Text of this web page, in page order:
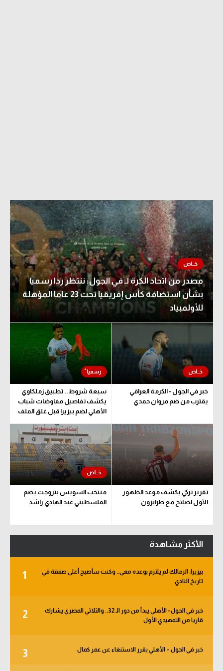
مصدر من اتحاد الكرة لـ في الجول: ننتظر ردا رسميا
بشأن استضافة كأس إفريقيا تحت 23 عاما المؤهلة
للأولمبياد
خبر في الجول - الكرمة العراقي
يقترب من ضم مروان حمدي
سبعة شروط.. تطبيق زملكاوي
يكشف تفاصيل مفاوضات شباب
الأهلي لضم بيزيرا قبل غلق الملف
تقرير تركي يكشف موعد الظهور
الأول لصلاح مع طرابزون
منتخب السويس بتروجت يضم
الفلسطيني عبد الهادي راشد
الأكثر مشاهدة
1
بيزيرا: الزمالك لم يلتزم بوعده معي.. وكنت سأصبح أغلى صفقة في
تاريخ النادي
2
خبر في الجول - الأهلي يبدأ من دور الـ 32.. والثلاثي المصري يشارك
قاريا من التمهيدي الأول
3 خبر في الجول – الأهلي يقرر الاستنغاء عن عمر كمال